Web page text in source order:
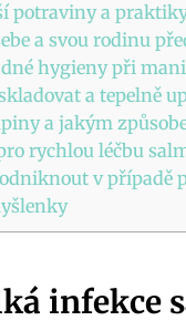
potraviny a
a svou rodinu
hygieny při
a tepelně
a jakým
rychlou léčbu
v případě
infekce